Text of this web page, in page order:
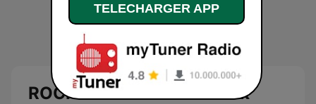
ROCK ANTENNE Live Rock
TELECHARGER APP